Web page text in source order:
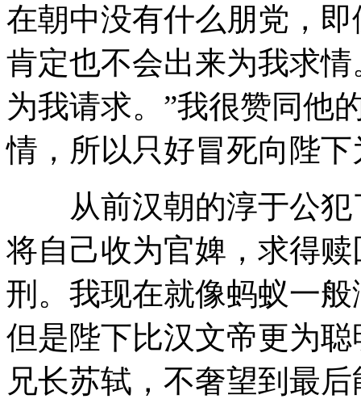
在朝中没有什么朋党，
肯定也不会出来为我求
为我请求。”我很赞同他
情，所以只好冒死向陛
从前汉朝的淳于公犯
将自己收为官婢，求得
刑。我现在就像蚂蚁一
但是陛下比汉文帝更为
兄长苏轼，不奢望到最